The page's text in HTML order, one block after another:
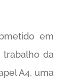
em
trabalho da
A4, uma